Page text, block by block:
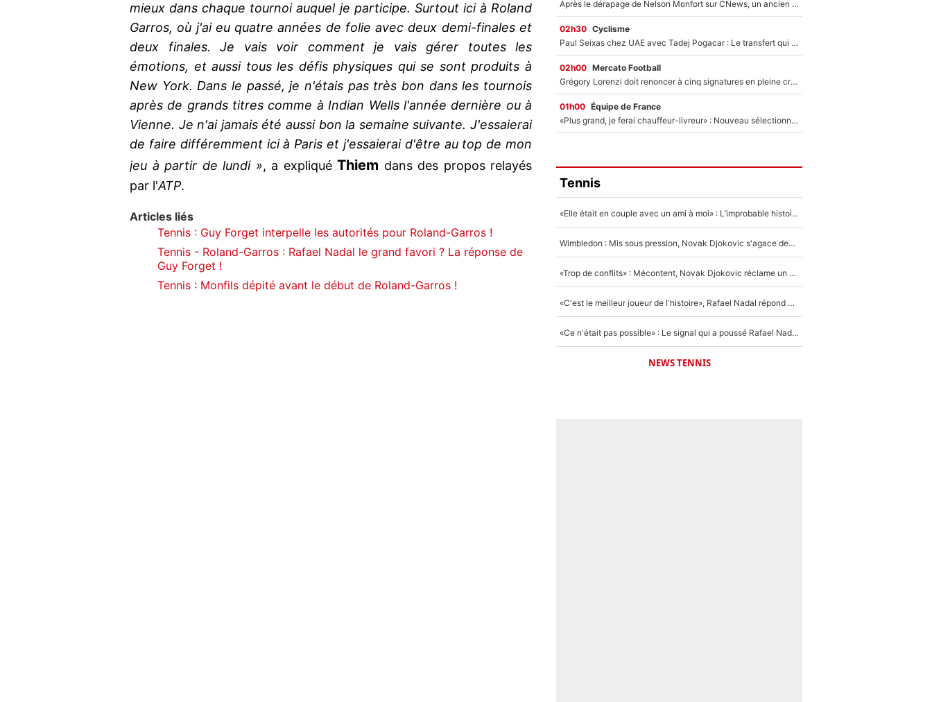
mieux dans chaque tournoi auquel je participe. Surtout ici à Roland
Garros, où j'ai eu quatre années de folie avec deux demi-finales et
deux finales. Je vais voir comment je vais gérer toutes les
émotions, et aussi tous les défis physiques qui se sont produits à
New York. Dans le passé, je n'étais pas très bon dans les tournois
après de grands titres comme à Indian Wells l'année dernière ou à
Vienne. Je n'ai jamais été aussi bon la semaine suivante. J'essaierai
de faire différemment ici à Paris et j'essaierai d'être au top de mon
jeu à partir de lundi », a expliqué Thiem dans des propos relayés
par l'ATP.
Articles liés
Tennis : Guy Forget interpelle les autorités pour Roland-Garros !
Tennis - Roland-Garros : Rafael Nadal le grand favori ? La réponse de
Guy Forget !
Tennis : Monfils dépité avant le début de Roland-Garros !
Après le dérapage de Nelson Monfort sur CNews, un ancien journaliste de France Télévisions relance la polémique sur les incendies en Gironde
02h30 Cyclisme
Paul Seixas chez UAE avec Tadej Pogacar : Le transfert qui effraie le peloton, «c’est la pire des choses qui puisse arriver»
02h00 Mercato Football
Grégory Lorenzi doit renoncer à cinq signatures en pleine crise financière : L’IA propose sept noms à l’OM pour un mercato réussi... à seulement 5M€ !
01h00 Équipe de France
«Plus grand, je ferai chauffeur-livreur» : Nouveau sélectionneur des Bleus, Zinédine Zidane s’était imaginé un avenir très différent lorsqu'il était enfant
Tennis
«Elle était en couple avec un ami à moi» : L’improbable histoire derrière la «seule relation longue» de Novak Djokovic
Wimbledon : Mis sous pression, Novak Djokovic s'agace devant la presse !
«Trop de conflits» : Mécontent, Novak Djokovic réclame un grand changement !
«C'est le meilleur joueur de l'histoire», Rafael Nadal répond à la question que tout le monde se pose !
«Ce n'était pas possible» : Le signal qui a poussé Rafael Nadal à prendre sa retraite !
NEWS TENNIS